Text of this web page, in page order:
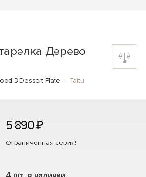
Дерево
3 Dessert Plate — Taitu
5 890 ₽
Ограниченная серия!